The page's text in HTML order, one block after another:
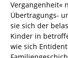
Vergangenheit«
Übertragungs-
sie sich der
Kinder in
wie sich